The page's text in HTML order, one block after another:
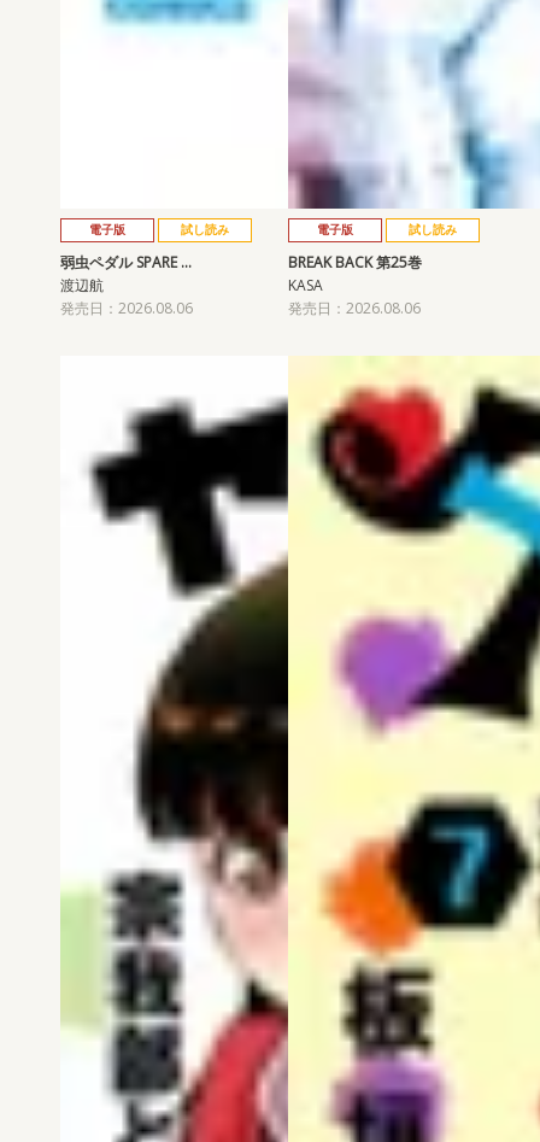
電子版 試し読み
弱虫ペダル SPARE …
渡辺航
発売日：2026.08.06
電子版 試し読み
BREAK BACK 第25巻
KASA
発売日：2026.08.06